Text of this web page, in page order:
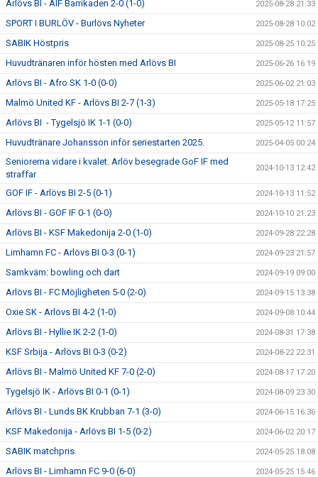
Arlövs BI - AIF Barrikaden 2-0 (1-0) 2025-08-28 21:33
SPORT I BURLÖV - Burlövs Nyheter 2025-08-28 10:02
SABIK Höstpris 2025-08-25 10:25
Huvudtränaren inför hösten med Arlövs BI 2025-06-26 16:19
Arlövs BI - Afro SK 1-0 (0-0) 2025-06-02 21:03
Malmö United KF - Arlövs BI 2-7 (1-3) 2025-05-18 17:25
Arlövs BI - Tygelsjö IK 1-1 (0-0) 2025-05-12 11:57
Huvudtränare Johansson inför seriestarten 2025. 2025-04-05 00:24
Seniorerna vidare i kvalet. Arlöv besegrade GoF IF med
straffar
2024-10-13 12:42
GOF IF - Arlövs BI 2-5 (0-1) 2024-10-13 11:52
Arlövs BI - GOF IF 0-1 (0-0) 2024-10-10 21:23
Arlövs BI - KSF Makedonija 2-0 (1-0) 2024-09-28 22:28
Limhamn FC - Arlövs BI 0-3 (0-1) 2024-09-23 21:57
Samkväm: bowling och dart 2024-09-19 09:00
Arlövs BI - FC Möjligheten 5-0 (2-0) 2024-09-15 13:38
Oxie SK - Arlövs BI 4-2 (1-0) 2024-09-08 10:44
Arlövs BI - Hyllie IK 2-2 (1-0) 2024-08-31 17:38
KSF Srbija - Arlövs BI 0-3 (0-2) 2024-08-22 22:31
Arlövs BI - Malmö United KF 7-0 (2-0) 2024-08-17 17:20
Tygelsjö IK - Arlövs BI 0-1 (0-1) 2024-08-09 23:30
Arlövs BI - Lunds BK Krubban 7-1 (3-0) 2024-06-15 16:36
KSF Makedonija - Arlövs BI 1-5 (0-2) 2024-06-02 20:17
SABIK matchpris. 2024-05-25 18:08
Arlövs BI - Limhamn FC 9-0 (6-0) 2024-05-25 15:46